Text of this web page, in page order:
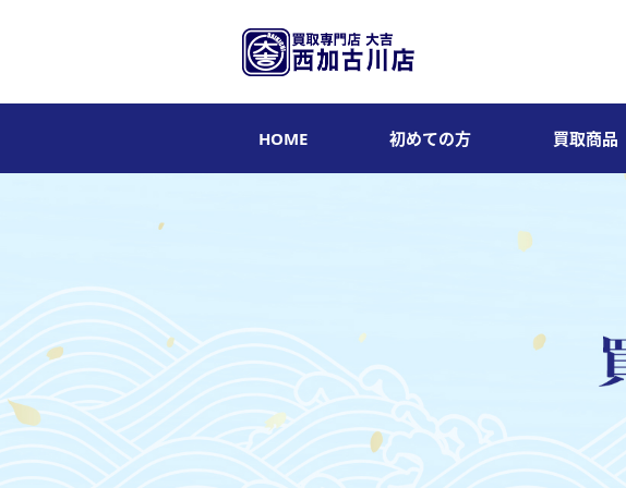
HOME 初めての方 買取商品